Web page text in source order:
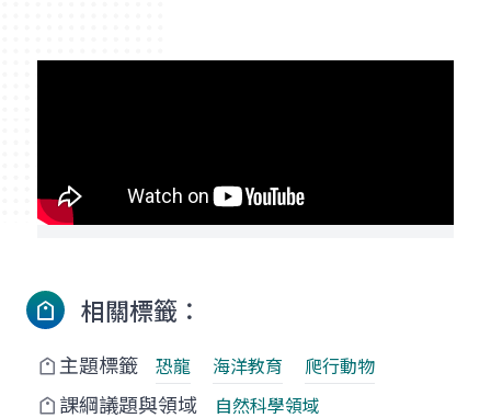
相關標籤：
主題標籤 恐龍 海洋教育 爬行動物
課綱議題與領域 自然科學領域